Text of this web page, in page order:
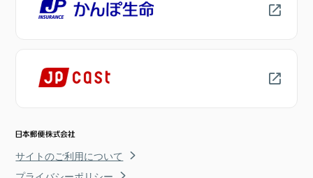
サイトのご利用について